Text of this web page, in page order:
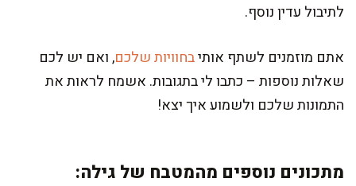
לתיבול עדין נוסף.
אתם מוזמנים לשתף אותיבחוויות שלכם, ואם יש לכם
שאלות נוספות – כתבו לי בתגובות. אשמח לראות את
התמונות שלכם ולשמוע איך יצא!
מתכונים נוספים מהמטבח של גילה: